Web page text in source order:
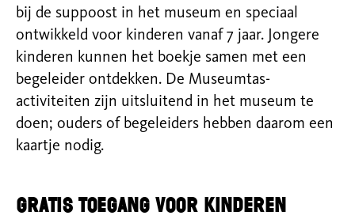
bij de suppoost in het museum en speciaal
ontwikkeld voor kinderen vanaf 7 jaar. Jongere
kinderen kunnen het boekje samen met een
begeleider ontdekken. De Museumtas-
activiteiten zijn uitsluitend in het museum te
doen; ouders of begeleiders hebben daarom een
kaartje nodig.
Gratis toegang voor kinderen